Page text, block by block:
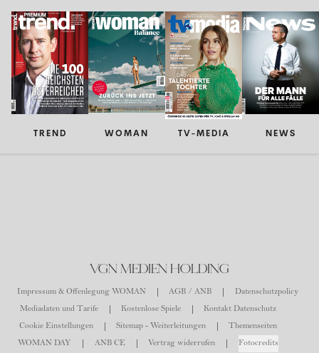
TREND WOMAN TV-MEDIA NEWS
VGN MEDIEN HOLDING
Impressum & Offenlegung WOMAN AGB / ANB
Datenschutzpolicy
Mediadaten und Tarife
Kostenlose Spiele
Kontakt Datenschutz
Cookie Einstellungen
Sitemap - Weiterleitungen
Themenseiten
WOMAN DAY
ANB CE Vertrag widerrufen Fotocredits